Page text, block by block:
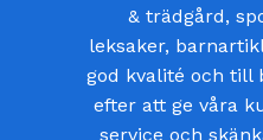
& trädgård,
leksaker,
god kvalité och till
efter att ge våra
service och